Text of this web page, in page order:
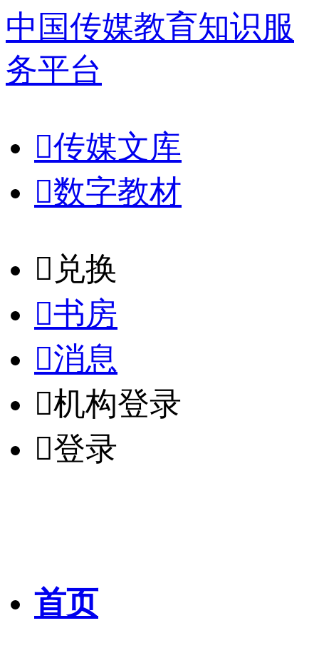
中国传媒教育知识服
务平台
传媒文库
数字教材
𐈈 兑换
书房
消息
机构登录
登录
首页